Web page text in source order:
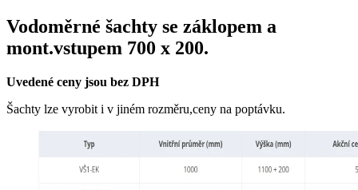
Vodoměrné šachty se záklopem a
mont.vstupem 700 x 200.
Uvedené ceny jsou bez DPH
Šachty lze vyrobit i v jiném rozměru,ceny na poptávku.